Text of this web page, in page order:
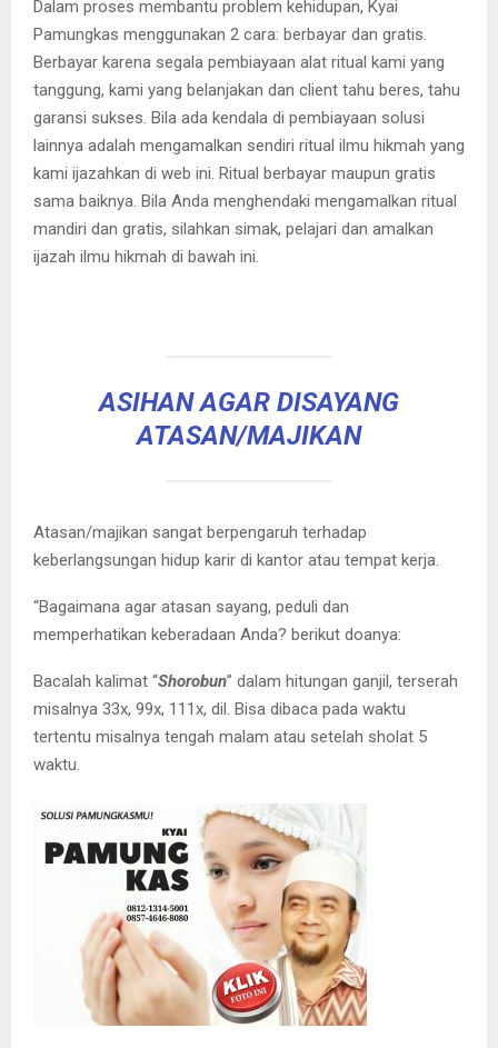
Dalam proses membantu problem kehidupan, Kyai
Pamungkas menggunakan 2 cara: berbayar dan gratis.
Berbayar karena segala pembiayaan alat ritual kami yang
tanggung, kami yang belanjakan dan client tahu beres, tahu
garansi sukses. Bila ada kendala di pembiayaan solusi
lainnya adalah mengamalkan sendiri ritual ilmu hikmah yang
kami ijazahkan di web ini. Ritual berbayar maupun gratis
sama baiknya. Bila Anda menghendaki mengamalkan ritual
mandiri dan gratis, silahkan simak, pelajari dan amalkan
ijazah ilmu hikmah di bawah ini.
ASIHAN AGAR DISAYANG
ATASAN/MAJIKAN
Atasan/majikan sangat berpengaruh terhadap
keberlangsungan hidup karir di kantor atau tempat kerja.
“Bagaimana agar atasan sayang, peduli dan
memperhatikan keberadaan Anda? berikut doanya:
Bacalah kalimat “Shorobun” dalam hitungan ganjil, terserah
misalnya 33x, 99x, 111x, dil. Bisa dibaca pada waktu
tertentu misalnya tengah malam atau setelah sholat 5
waktu.